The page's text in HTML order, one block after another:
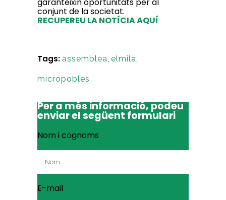
garanteixin oportunitats per al
conjunt de la societat.
RECUPEREU LA NOTÍCIA AQUÍ
Tags: assemblea, elmila,
micropobles
Per a més informació, podeu
enviar el següent formulari
Nom i cognoms
E-mail